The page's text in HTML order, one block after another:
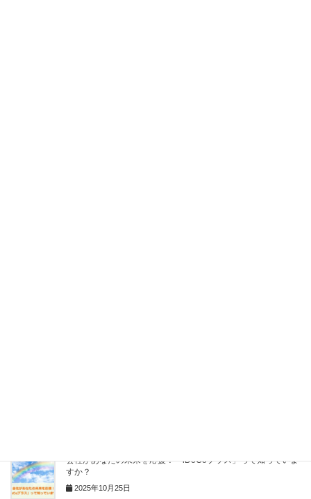
会社があなたの未来を応援！「iDeCoプラス」って知っていま
すか？
2025年10月25日